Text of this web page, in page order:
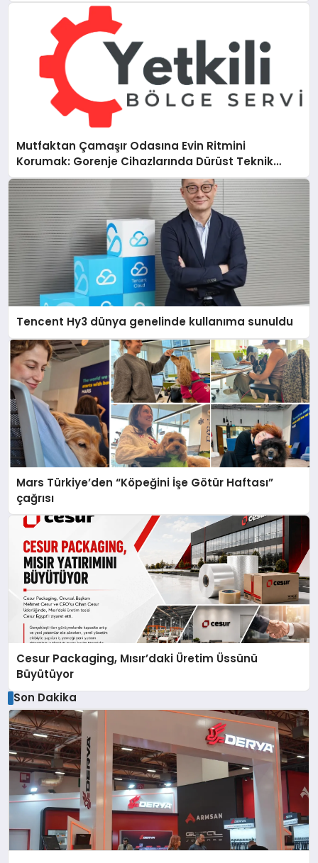
Mutfaktan Çamaşır Odasına Evin Ritmini
Korumak: Gorenje Cihazlarında Dürüst Teknik
Destek Deneyimi
Tencent Hy3 dünya genelinde kullanıma sunuldu
Mars Türkiye’den “Köpeğini İşe Götür Haftası”
çağrısı
Cesur Packaging, Mısır’daki Üretim Üssünü
Büyütüyor
Son Dakika